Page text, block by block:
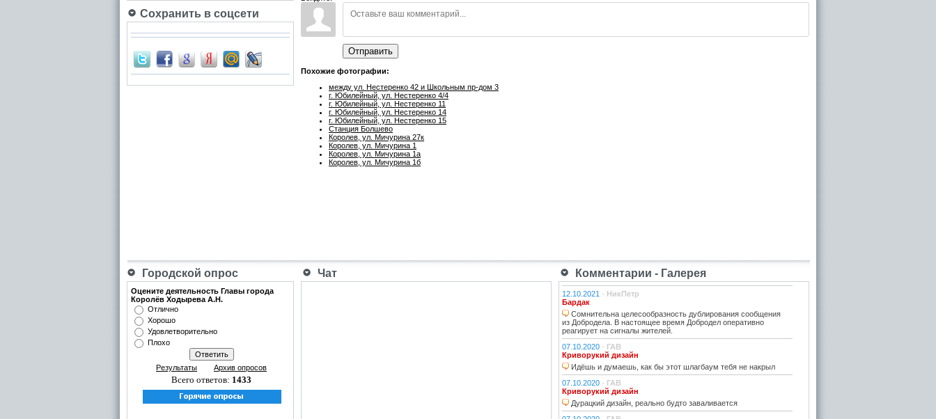
Сохранить в соцсети
Отправить
Похожие фотографии:
между ул. Нестеренко 42 и Школьным пр-дом 3
г. Юбилейный, ул. Нестеренко 4/4
г. Юбилейный, ул. Нестеренко 11
г. Юбилейный, ул. Нестеренко 14
г. Юбилейный, ул. Нестеренко 15
Станция Болшево
Королев, ул. Мичурина 27к
Королев, ул. Мичурина 1
Королев, ул. Мичурина 1а
Королев, ул. Мичурина 1б
Городской опрос Чат Комментарии - Галерея
Оцените деятельность Главы города
Королёв Ходырева А.Н.
Отлично
Хорошо
Удовлетворительно
Плохо
Результаты Архив опросов
Всего ответов: 1433
12.10.2021 - НикПетр
Бардак
Сомнительна целесообразность дублирования сообщения
из Добродела. В настоящее время Добродел оперативно
реагирует на сигналы жителей.
07.10.2020 - ГАВ
Криворукий дизайн
Идёшь и думаешь, как бы этот шлагбаум тебя не накрыл
07.10.2020 - ГАВ
Криворукий дизайн
Дурацкий дизайн, реально будто заваливается